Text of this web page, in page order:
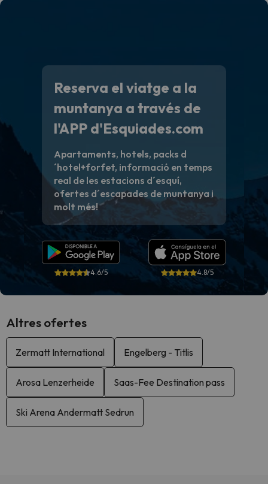
Reserva el viatge a la
muntanya a través de
l'APP d'Esquiades.com
Apartaments, hotels, packs d
´hotel+forfet, informació en temps
real de les estacions d´esquí,
ofertes d´escapades de muntanya i
molt més!
4.6/5 4.8/5
Altres ofertes
Zermatt International Engelberg - Titlis
Arosa Lenzerheide Saas-Fee Destination pass
Ski Arena Andermatt Sedrun